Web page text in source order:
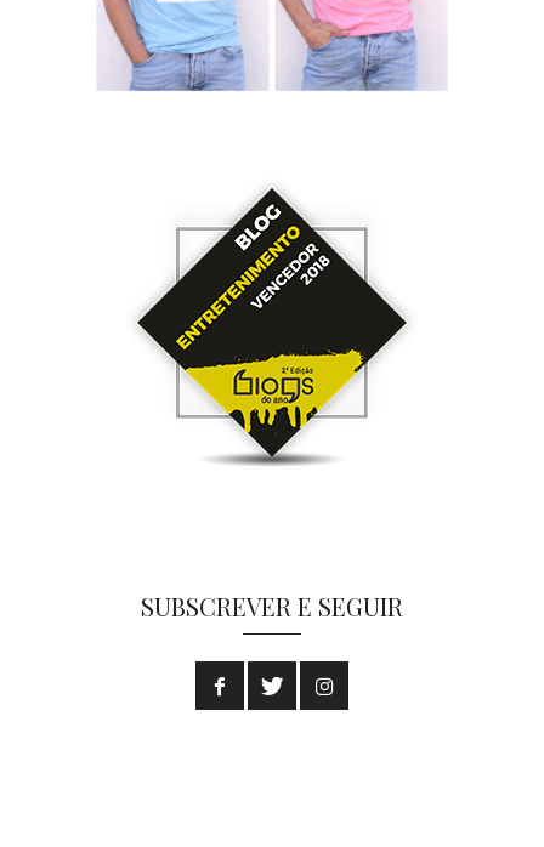
SUBSCREVER E SEGUIR